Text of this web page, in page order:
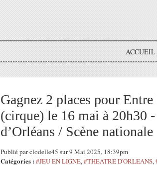
ACCUEIL
Gagnez 2 places pour
(cirque) le 16 mai à 20h30
d’Orléans / Scène nationale
Publié par clodelle45 sur 9 Mai 2025, 18:39pm
Catégories : #JEU EN LIGNE,#THEATRE D'ORLEANS,